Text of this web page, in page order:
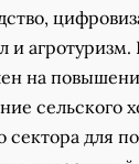
на
сельского
сектора для